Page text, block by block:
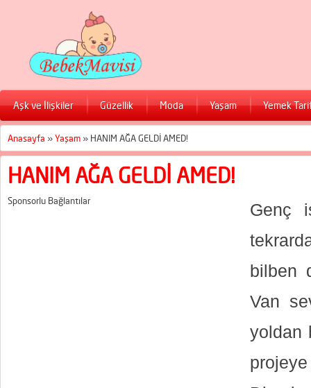
Aşk ve İlişkiler Güzellik Moda Yaşam Yemek
Anasayfa »Yaşam » HANIM AĞA GELDİ AMED!
HANIM AĞA GELDİ AMED!
Sponsorlu Bağlantılar
Genç
bilben
Van
yoldan